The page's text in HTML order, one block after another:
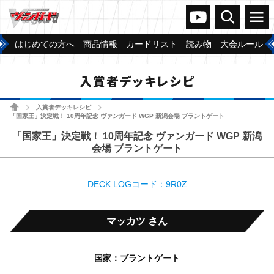
ヴァンガードch
検索 メニュー
はじめての方へ 商品情報 カードリスト 読み物 大会ルール
入賞者デッキレシピ
ホーム 入賞者デッキレシピ
「国家王」決定戦！ 10周年記念 ヴァンガード WGP 新潟会場 ブラントゲート
「国家王」決定戦！ 10周年記念 ヴァンガード WGP 新潟
会場 ブラントゲート
DECK LOGコード：9R0Z
マッカツ さん
国家：ブラントゲート